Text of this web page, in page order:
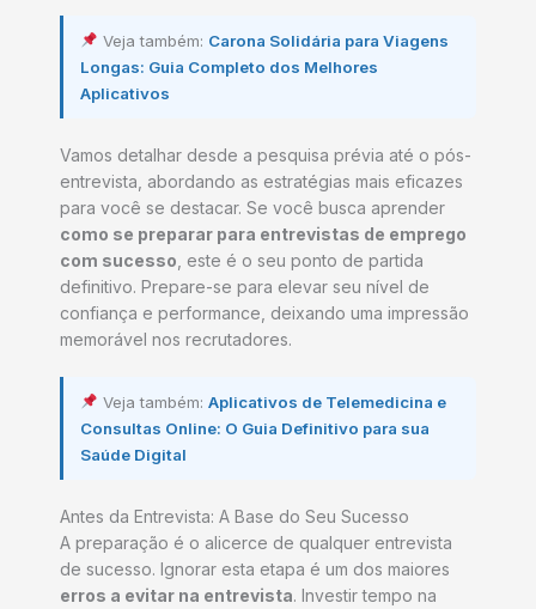
Veja também: Carona Solidária para Viagens
Longas: Guia Completo dos Melhores
Aplicativos
Vamos detalhar desde a pesquisa prévia até o pós-
entrevista, abordando as estratégias mais eficazes
para você se destacar. Se você busca aprender
como se preparar para entrevistas de emprego
com sucesso , este é o seu ponto de partida
definitivo. Prepare-se para elevar seu nível de
confiança e performance, deixando uma impressão
memorável nos recrutadores.
Veja também:Aplicativos de Telemedicina e
Consultas Online: O Guia Definitivo para sua
Saúde Digital
Antes da Entrevista: A Base do Seu Sucesso
A preparação é o alicerce de qualquer entrevista
de sucesso. Ignorar esta etapa é um dos maiores
erros a evitar na entrevista. Investir tempo na